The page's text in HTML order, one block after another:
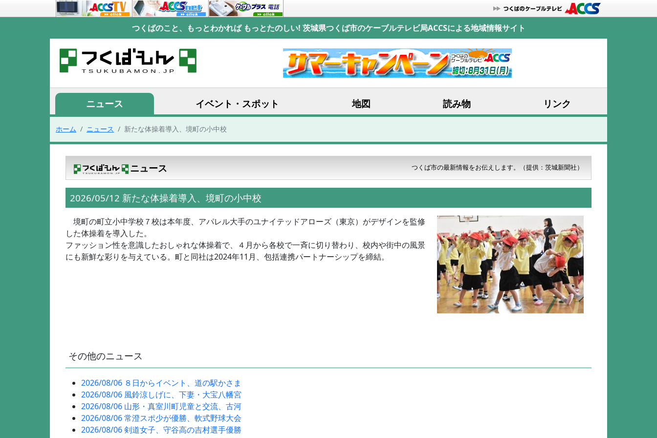
つくばのこと、もっとわかれば もっとたのしい! 茨城県つくば市のケーブルテレビ局ACCSによる地域情報サイト
ニュース イベント・スポット 地図 読み物 リンク
ホーム ニュース 新たな体操着導入、境町の小中校
ニュース つくば市の最新情報をお伝えします。 （提供：茨城新聞社）
2026/05/12 新たな体操着導入、境町の小中校
境町の町立小中学校７校は本年度、アパレル大手のユナイテッドアローズ（東京）がデザインを監修
した体操着を導入した。
ファッション性を意識したおしゃれな体操着で、４月から各校で一斉に切り替わり、校内や街中の風景
にも新鮮な彩りを与えている。町と同社は2024年11月、包括連携パートナーシップを締結。
その他のニュース
2026/08/06 ８日からイベント、道の駅かさま
2026/08/06 風鈴涼しげに、下妻・大宝八幡宮
2026/08/06 山形・真室川町児童と交流、古河
2026/08/06 常澄スポ少が優勝、軟式野球大会
2026/08/06 剣道女子、守谷高の吉村選手優勝